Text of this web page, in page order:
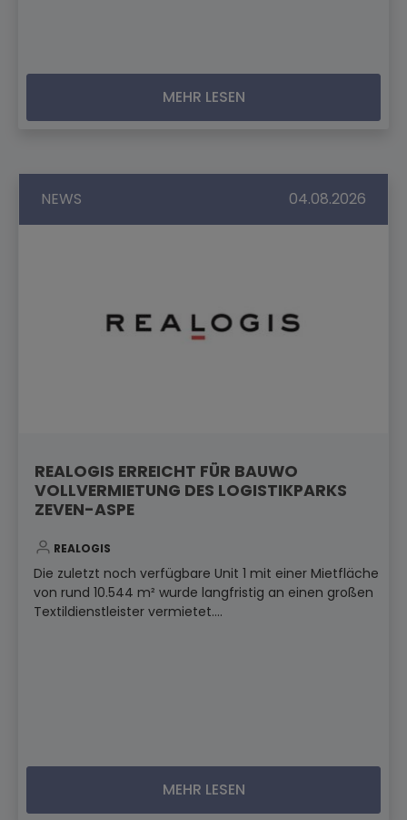
MEHR LESEN
NEWS 04.08.2026
REALOGIS ERREICHT FÜR BAUWO
VOLLVERMIETUNG DES LOGISTIKPARKS
ZEVEN-ASPE
REALOGIS
Die zuletzt noch verfügbare Unit 1 mit einer Mietfläche
von rund 10.544 m² wurde langfristig an einen großen
Textildienstleister vermietet....
MEHR LESEN